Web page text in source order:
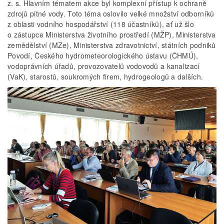
z. s. Hlavním tématem akce byl komplexní přístup k ochraně
zdrojů pitné vody. Toto téma oslovilo velké množství odborníků
z oblasti vodního hospodářství (118 účastníků), ať už šlo
o zástupce Ministerstva životního prostředí (MŽP), Ministerstva
zemědělství (MZe), Ministerstva zdravotnictví, státních podniků
Povodí, Českého hydrometeorologického ústavu (ČHMÚ),
vodoprávních úřadů, provozovatelů vodovodů a kanalizací
(VaK), starostů, soukromých firem, hydrogeologů a dalších.